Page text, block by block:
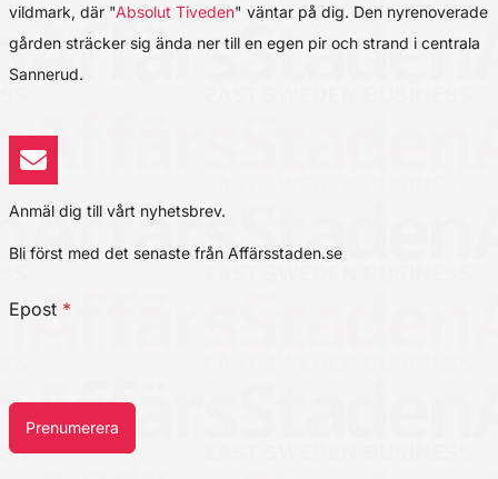
vildmark, där "Absolut Tiveden" väntar på dig. Den nyrenoverade
gården sträcker sig ända ner till en egen pir och strand i centrala
Sannerud.
Anmäl dig till vårt nyhetsbrev.
Bli först med det senaste från Affärsstaden.se
Epost *
Prenumerera